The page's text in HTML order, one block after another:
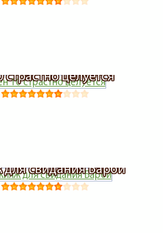
страстно целуется
свидания Барби